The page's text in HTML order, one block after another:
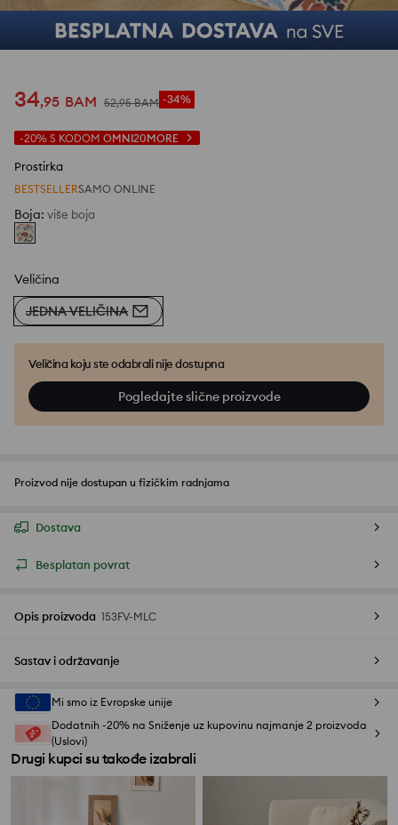
34,95 BAM 52,95 BAM -34%
-20% S KODOM OMNI20MORE
Prostirka
BESTSELLERSAMO ONLINE
Boja: više boja
Veličina
JEDNA VELIČINA
Veličina koju ste odabrali nije dostupna
Pogledajte slične proizvode
Proizvod nije dostupan u fizičkim radnjama
Dostava
Besplatan povrat
Opis proizvoda 153FV-MLC
Sastav i održavanje
Mi smo iz Evropske unije
Dodatnih -20% na Sniženje uz kupovinu najmanje 2 proizvoda
(Uslovi)
Drugi kupci su takođe izabrali